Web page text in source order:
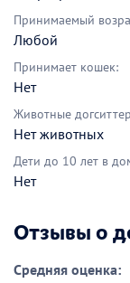
Принимаемый
Любой
Принимает кошек:
Нет
Животные
Нет животных
Дети до 10 лет в
Нет
Отзывы о
Средняя оценка: